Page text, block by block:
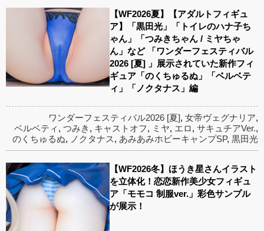
【WF2026夏】【アダルトフィギュ
ア】「黒田光」「トイレのハナ子ち
ゃん」「つみきちゃん / ミヤちゃ
ん」など 「ワンダーフェスティバル
2026 [夏] 」展示されていた新作フィ
ギュア「のくちゅるぬ」「ベルベテ
ィ」「ノクタナス」編
ワンダーフェスティバル2026 [夏], 女帝ヴェグナリア,
ベルベティ , つみき , キャストオフ, ミヤ, エロ, サキュチアVer.,
のくちゅるぬ, ノクタナス, あみあみホビーキャンプSP, 黒田光
【WF2026冬】ほうき星さんイラスト
を立体化！恋恋新作美少女フィギュ
ア「モモコ 制服ver.」彩色サンプル
が展示！